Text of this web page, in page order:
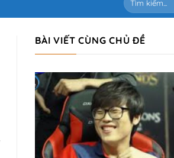
BÀI VIẾT CÙNG CHỦ ĐỀ